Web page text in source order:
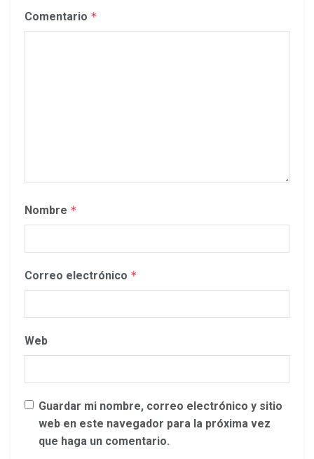
Comentario *
Nombre *
Correo electrónico *
Web
Guardar mi nombre, correo electrónico y sitio
web en este navegador para la próxima vez
que haga un comentario.